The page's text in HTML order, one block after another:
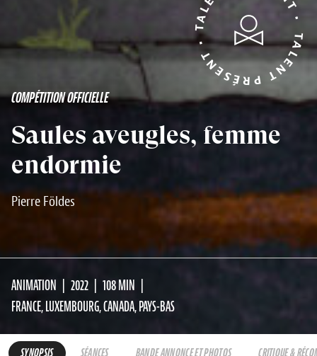
COMPÉTITION OFFICIELLE
Saules aveugles, femme
endormie
Pierre Földes
TALENT PRÉSENT • TALENT PRÉSENT •
ANIMATION 2022
108 MIN
FRANCE, LUXEMBOURG, CANADA, PAYS-BAS
SYNOPSIS SÉANCES BANDE ANNONCE ET PHOTOS CRITIQUE &